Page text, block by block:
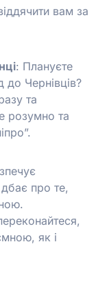
вам за
: Плануєте
до Чернівців?
та
розумно та
про те,
як і